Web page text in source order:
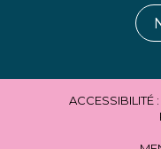
ACCESSIBILITÉ